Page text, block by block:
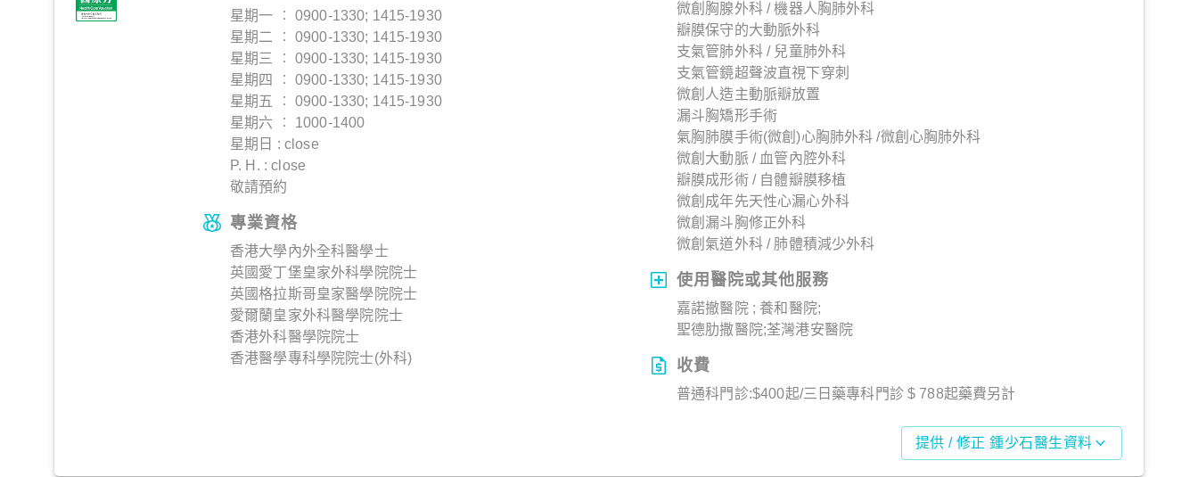
星期一 ︰ 0900-1330; 1415-1930
星期二 ︰ 0900-1330; 1415-1930
星期三 ︰ 0900-1330; 1415-1930
星期四 ︰ 0900-1330; 1415-1930
星期五 ︰ 0900-1330; 1415-1930
星期六 ︰ 1000-1400
星期日 : close
P. H. : close
敬請預約
專業資格
香港大學內外全科醫學士
英國愛丁堡皇家外科學院院士
英國格拉斯哥皇家醫學院院士
愛爾蘭皇家外科醫學院院士
香港外科醫學院院士
香港醫學專科學院院士(外科)
微創胸腺外科 / 機器人胸肺外科
瓣膜保守的大動脈外科
支氣管肺外科 / 兒童肺外科
支氣管鏡超聲波直視下穿刺
微創人造主動脈瓣放置
漏斗胸矯形手術
氣胸肺膜手術(微創)心胸肺外科 /微創心胸肺外科
微創大動脈 / 血管內腔外科
瓣膜成形術 / 自體瓣膜移植
微創成年先天性心漏心外科
微創漏斗胸修正外科
微創氣道外科 / 肺體積減少外科
使用醫院或其他服務
嘉諾撤醫院 ; 養和醫院;
聖德肋撒醫院;荃灣港安醫院
收費
普通科門診:$400起/三日藥專科門診 $ 788起藥費另計
提供 / 修正 鍾少石醫生資料